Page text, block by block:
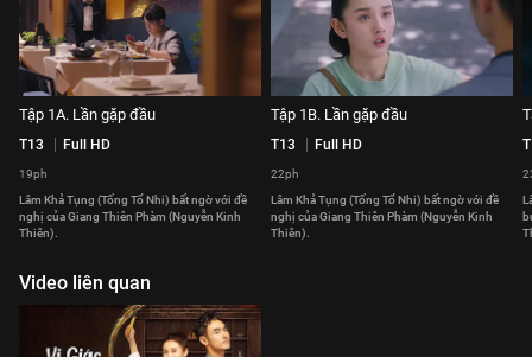
Tập 1A. Lần gặp đầu
T13 Full HD
19ph
Lâm Khả Tụng (Tống Tổ Nhi) bất ngờ với đề
nghị của Giang Thiên Phàm (Nguyễn Kinh
Thiên).
Tập 1B. Lần gặp đầu
T13 Full HD
22ph
Lâm Khả Tụng (Tống Tổ Nhi) bất ngờ với đề
nghị của Giang Thiên Phàm (Nguyễn Kinh
Thiên).
Video liên quan